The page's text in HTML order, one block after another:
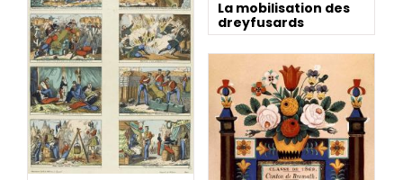
La mobilisation des
dreyfusards